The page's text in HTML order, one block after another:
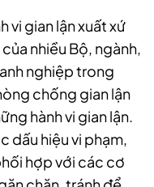
vi gian lận xuất xứ
nhiều Bộ, ngành,
nghiệp trong
chống gian lận
hành vi gian lận.
dấu hiệu vi phạm,
hợp với các cơ